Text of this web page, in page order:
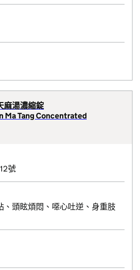
麻湯濃縮錠
Ma Tang Concentrated
號
、頭眩煩悶、噁心吐逆、身重肢